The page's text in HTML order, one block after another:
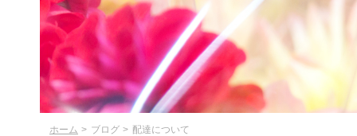
ホーム ブログ 配達について